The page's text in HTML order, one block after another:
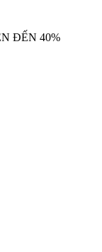
ĐẾN 40%